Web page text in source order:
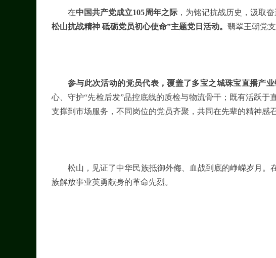
在中国共产党成立105周年之际，为铭记抗战历史，汲取奋
松山抗战精神 砥砺党员初心使命”主题党日活动。 翡翠王朝党
参与此次活动的党员代表，覆盖了多宝之城珠宝直播产业
心、守护“先检后发”品控底线的质检与物流骨干；既有活跃
支撑到市场服务，不同岗位的党员齐聚，共同在先辈的精神感
松山，见证了中华民族抵御外侮、血战到底的峥嵘岁月
族解放事业英勇献身的革命先烈。